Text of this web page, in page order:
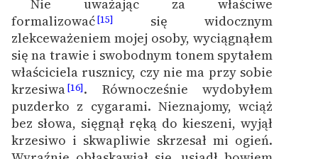
Nie uważając za właściwe
formalizować[15]
się widocznym
zlekceważeniem mojej osoby, wyciągnąłem
się na trawie i swobodnym tonem spytałem
właściciela rusznicy, czy nie ma przy sobie
krzesiwa[16]. Równocześnie wydobyłem
puzderko z cygarami. Nieznajomy, wciąż
bez słowa, sięgnął ręką do kieszeni, wyjął
krzesiwo i skwapliwie skrzesał mi ogień.